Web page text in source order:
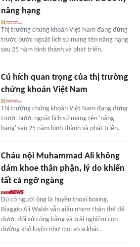
nâng hạng
Thị trường chứng khoán Việt Nam đang đứng
trước bước ngoặt lịch sử mang tên nâng hạng
sau 25 năm hình thành và phát triển.
Cú hích quan trọng của thị trường
chứng khoán Việt Nam
Thị trường chứng khoán Việt Nam đang đứng
trước bước ngoặt lịch sử mang tên 'nâng
hạng' sau 25 năm hình thành và phát triển.
Cháu nội Muhammad Ali không
dám khoe thân phận, lý do khiến
tất cả ngỡ ngàng
Dù có người ông là huyền thoại boxing,
Biaggio Ali Walsh vẫn giấu nhẹm thân thế để
được đối xử công bằng và trải nghiệm con
đường khổ luyện như mọi võ sĩ khác.